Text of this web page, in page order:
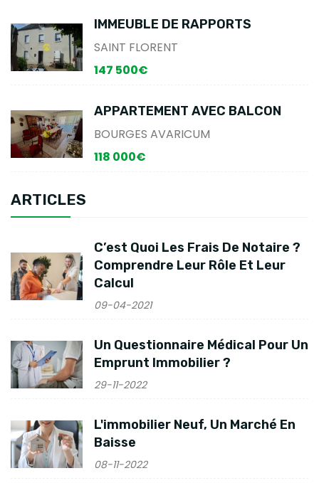
IMMEUBLE DE RAPPORTS
SAINT FLORENT
147 500€
APPARTEMENT AVEC BALCON
BOURGES AVARICUM
118 000€
ARTICLES
C’est Quoi Les Frais De Notaire ?
Comprendre Leur Rôle Et Leur
Calcul
09-04-2021
Un Questionnaire Médical Pour Un
Emprunt Immobilier ?
29-11-2022
L'immobilier Neuf, Un Marché En
Baisse
08-11-2022